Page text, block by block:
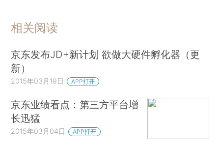
相关阅读
京东发布JD+新计划 欲做大硬件孵化器（更
新）
2015年03月19日 APP打开
京东业绩看点：第三方平台增
长迅猛
2015年03月04日 APP打开